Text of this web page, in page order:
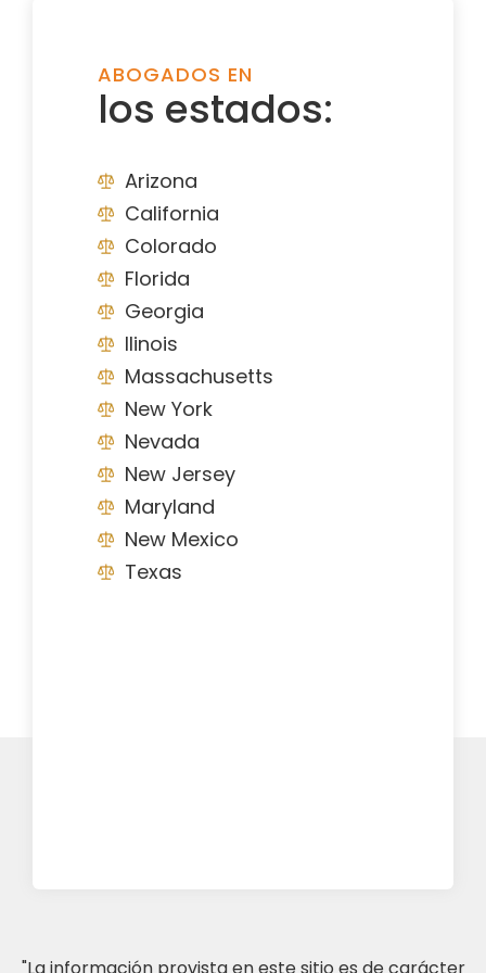
ABOGADOS EN
los estados:
Arizona
California
Colorado
Florida
Georgia
Ilinois
Massachusetts
New York
Nevada
New Jersey
Maryland
New Mexico
Texas